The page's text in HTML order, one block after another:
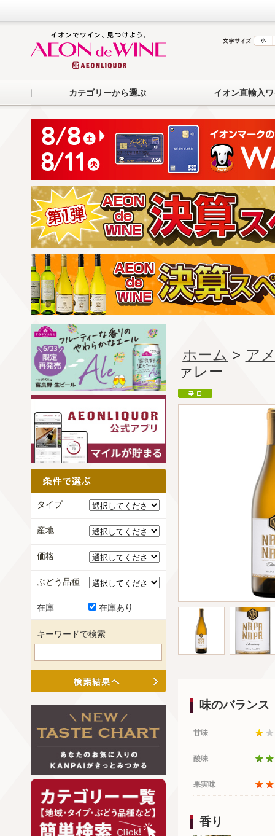
カテゴリーから選ぶ イオン直輸入
ホーム > ア
ァレー
味のバランス
甘味
酸味
果実味
香り
タイプ
産地
価格
ぶどう品種
在庫 在庫あり
キーワードで検索